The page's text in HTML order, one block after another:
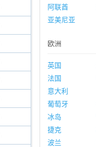
阿联酋
亚美尼亚
欧洲
英国
法国
意大利
葡萄牙
冰岛
捷克
波兰